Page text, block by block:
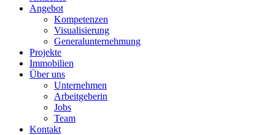
Angebot
Kompetenzen
Visualisierung
Generalunternehmung
Projekte
Immobilien
Über uns
Unternehmen
Arbeitgeberin
Jobs
Team
Kontakt